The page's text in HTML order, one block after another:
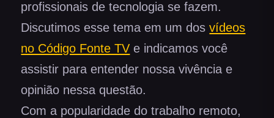
profissionais de tecnologia se fazem.
Discutimos esse tema em um dos vídeos
no Código Fonte TV e indicamos você
assistir para entender nossa vivência e
opinião nessa questão.
Com a popularidade do trabalho remoto,